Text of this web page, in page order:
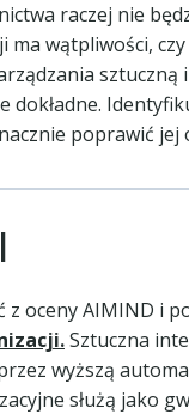
raczej nie
wątpliwości,
poprawić
oceny AIMIND i
Sztuczna
wyższą
służą jako